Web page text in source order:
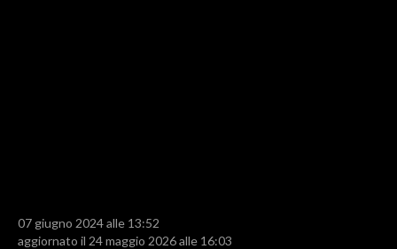
RISULTATI E CLASSIFICHE
07 giugno 2024 alle 13:52
aggiornato il 24 maggio 2026 alle 16:03